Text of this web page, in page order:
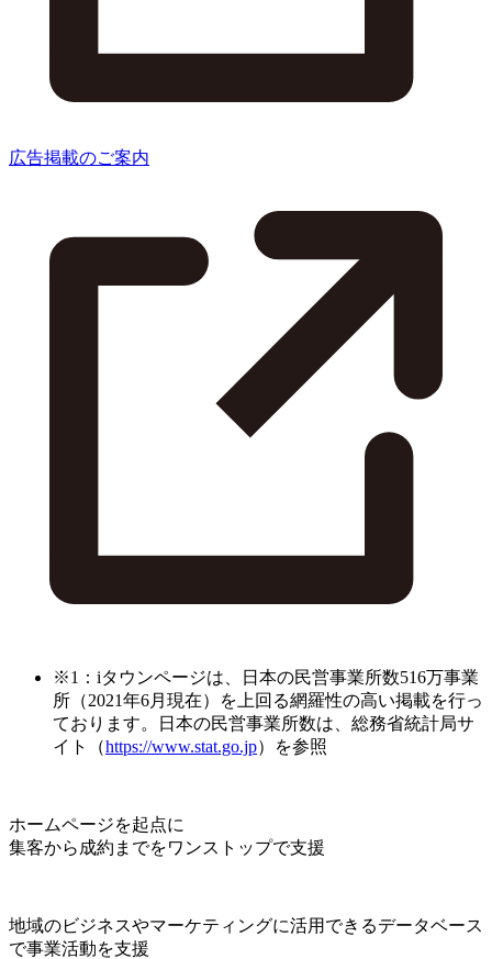
広告掲載のご案内
※1：iタウンページは、日本の民営事業所数516万事業
所（2021年6月現在）を上回る網羅性の高い掲載を行っ
ております。日本の民営事業所数は、総務省統計局サ
イト（https://www.stat.go.jp）を参照
ホームページを起点に
集客から成約までをワンストップで支援
地域のビジネスやマーケティングに活用できるデータベース
で事業活動を支援